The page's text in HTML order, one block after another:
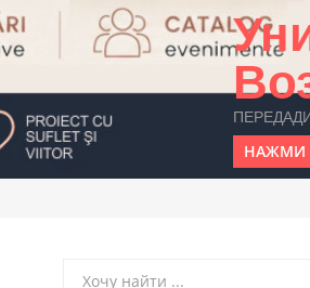
НАЖМИ